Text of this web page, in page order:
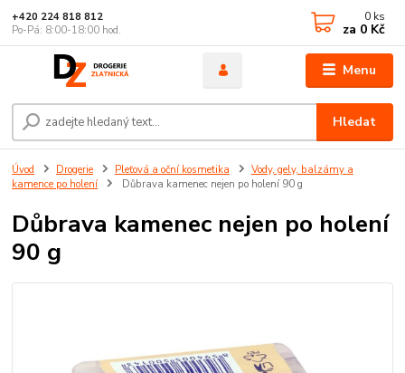
Menu
Hledat
+420 224 818 812
Po-Pá: 8:00-18:00 hod.
0 ks
za 0 Kč
Úvod Drogerie Pleťová a oční kosmetika
Vody, gely, balzámy a
kamence po holení
Důbrava kamenec nejen po holení 90 g
Důbrava kamenec nejen po holení
90 g